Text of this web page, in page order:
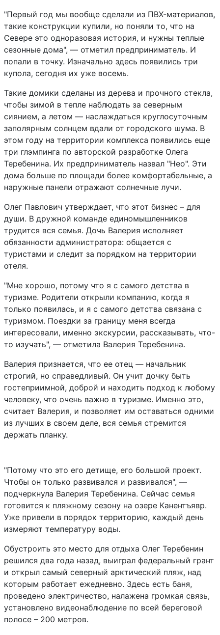
"Первый год мы вообще сделали из ПВХ-материалов,
такие конструкции купили, но поняли то, что на
Севере это одноразовая история, и нужны теплые
сезонные дома", — отметил предприниматель. И
попали в точку. Изначально здесь появились три
купола, сегодня их уже восемь.
Такие домики сделаны из дерева и прочного стекла,
чтобы зимой в тепле наблюдать за северным
сиянием, а летом — наслаждаться круглосуточным
заполярным солнцем вдали от городского шума. В
этом году на территории комплекса появились еще
три глэмпинга по авторской разработке Олега
Теребенина. Их предприниматель назвал "Нео". Эти
дома больше по площади более комфортабельные, а
наружные панели отражают солнечные лучи.
Олег Павлович утверждает, что этот бизнес – для
души. В дружной команде единомышленников
трудится вся семья. Дочь Валерия исполняет
обязанности администратора: общается с
туристами и следит за порядком на территории
отеля.
"Мне хорошо, потому что я с самого детства в
туризме. Родители открыли компанию, когда я
только появилась, и я с самого детства связана с
туризмом. Поездки за границу меня всегда
интересовали, именно экскурсии, рассказывать, что-
то изучать", — отметила Валерия Теребенина.
Валерия признается, что ее отец — начальник
строгий, но справедливый. Он учит дочку быть
гостеприимной, доброй и находить подход к любому
человеку, что очень важно в туризме. Именно это,
считает Валерия, и позволяет им оставаться одними
из лучших в своем деле, вся семья стремится
держать планку.
"Потому что это его детище, его большой проект.
Чтобы он только развивался и развивался", —
подчеркнула Валерия Теребенина. Сейчас семья
готовится к пляжному сезону на озере Канентъявр.
Уже привели в порядок территорию, каждый день
измеряют температуру воды.
Обустроить это место для отдыха Олег Теребенин
решился два года назад, выиграл федеральный грант
и открыл самый северный арктический пляж, над
которым работает ежедневно. Здесь есть баня,
проведено электричество, налажена громкая связь,
установлено видеонаблюдение по всей береговой
полосе – 200 метров.